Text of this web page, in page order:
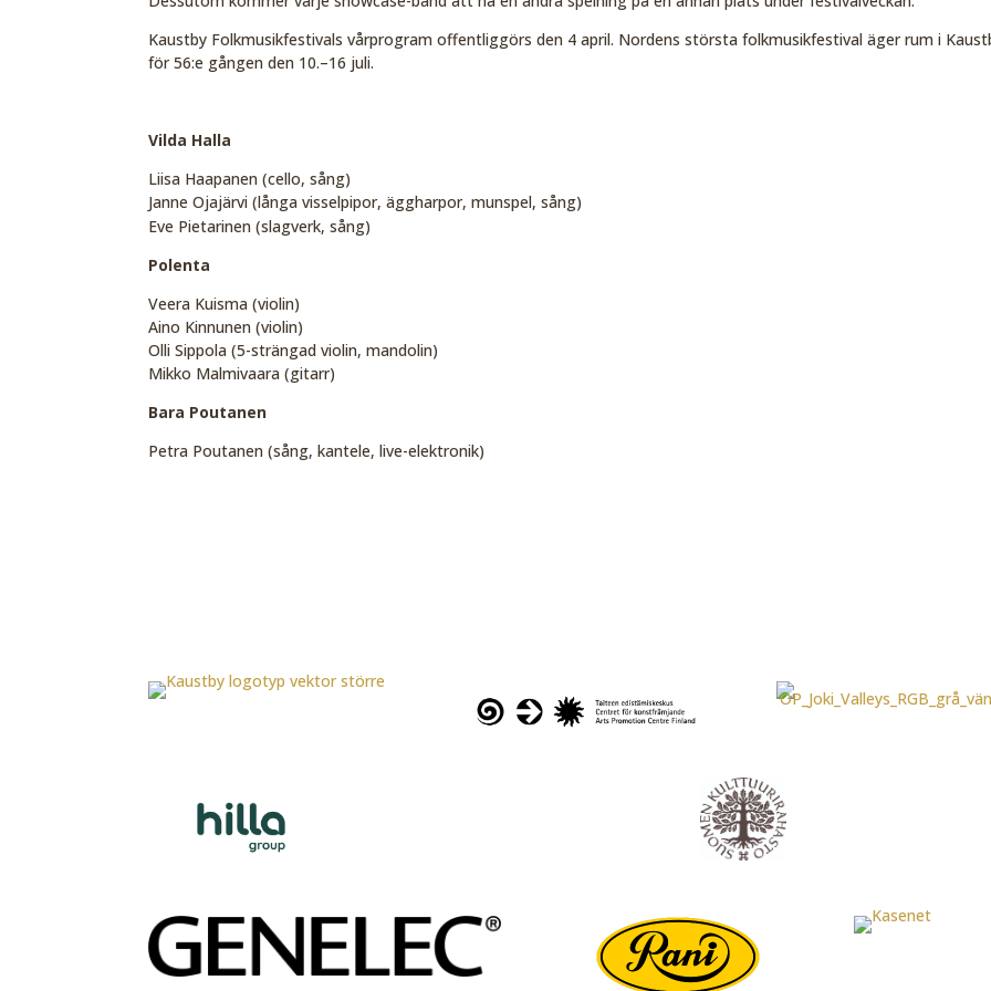
Kaustby Folkmusikfestivals vårprogram offentliggörs den 4 april. Nordens största folkmusikfestival äger rum i
för 56:e gången den 10.–16 juli.
Vilda Halla
Liisa Haapanen (cello, sång)
Janne Ojajärvi (långa visselpipor, äggharpor, munspel, sång)
Eve Pietarinen (slagverk, sång)
Polenta
Veera Kuisma (violin)
Aino Kinnunen (violin)
Olli Sippola (5-strängad violin, mandolin)
Mikko Malmivaara (gitarr)
Bara Poutanen
Petra Poutanen (sång, kantele, live-elektronik)